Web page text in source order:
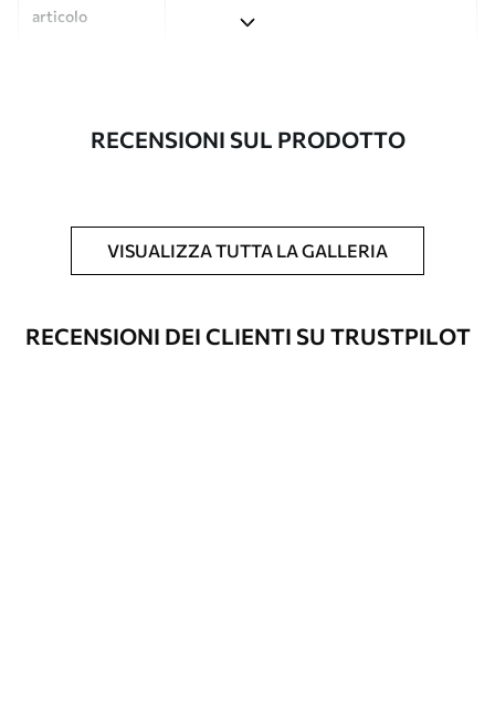
articolo
Pulizia
La carta da parati può essere pulita
Le carte da parati con finitura a vernice
possono essere pulite con acqua.
RECENSIONI SUL PRODOTTO
VISUALIZZA TUTTA LA GALLERIA
RECENSIONI DEI CLIENTI SU TRUSTPILOT